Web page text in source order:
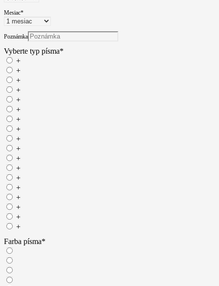
Mesiac*
Poznámka
Vyberte typ písma*
+
+
+
+
+
+
+
+
+
+
+
+
+
+
+
+
+
+
Farba písma*